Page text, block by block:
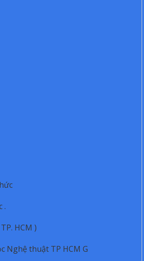
.
HCM )
Nghệ thuật TP HCM G